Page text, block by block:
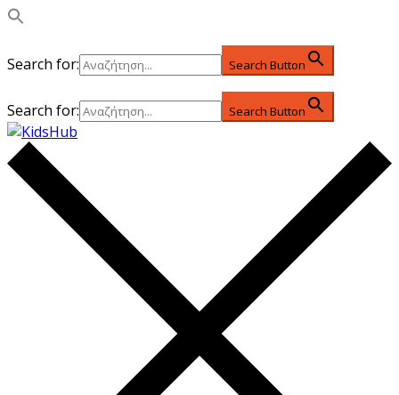
Search for: Search Button
Search for: Search Button